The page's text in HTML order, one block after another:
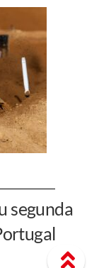
segunda